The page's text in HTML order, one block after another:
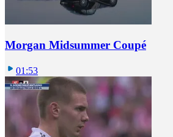
Morgan Midsummer Coupé
01:53